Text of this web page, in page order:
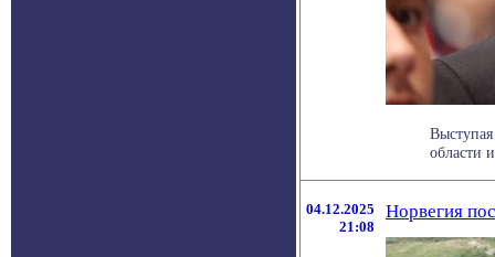
области
04.12.2025
21:08
Норвегия